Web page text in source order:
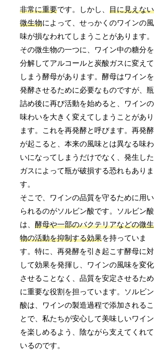
非常に重要です。しかし、目に見えない
微生物によって、せっかくのワインの風
味が損なわれてしまうことがあります。
その微生物の一つに、ワイン中の糖分を
分解してアルコールと炭酸ガスに変えて
しまう酵母があります。酵母はワインを
発酵させるために必要なものですが、瓶
詰め後に再び活動を始めると、ワインの
味わいを大きく変えてしまうことがあり
ます。これを再発酵と呼びます。再発酵
が起こると、本来の風味とは異なる味わ
いになってしまうだけでなく、発生した
ガスによって瓶が破損する恐れもありま
す。
そこで、ワインの品質を守るために用い
られるのがソルビン酸です。ソルビン酸
は、酵母や一部のバクテリアなどの微生
物の活動を抑制する効果を持っていま
す。特に、再発酵を引き起こす酵母に対
して効果を発揮し、ワインの風味を変化
させることなく、品質を安定させるため
に重要な役割を担っています。ソルビン
酸は、ワインの製造過程で添加されるこ
とで、私たちが安心して美味しいワイン
を楽しめるよう、陰ながら支えてくれて
いるのです。